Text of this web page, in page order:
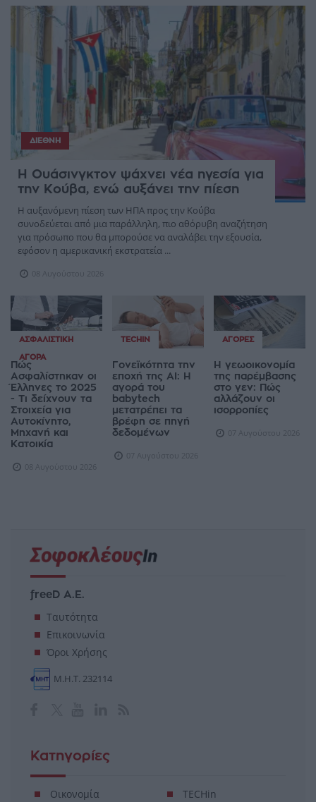
ΔΙΕΘΝΉ
Η Ουάσινγκτον ψάχνει νέα ηγεσία για
την Κούβα, ενώ αυξάνει την πίεση
Η αυξανόμενη πίεση των ΗΠΑ προς την Κούβα
συνοδεύεται από μια παράλληλη, πιο αθόρυβη αναζήτηση
για πρόσωπο που θα μπορούσε να αναλάβει την εξουσία,
εφόσον η αμερικανική εκστρατεία ...
08 Αυγούστου 2026
ΑΣΦΑΛΙΣΤΙΚΉ
ΑΓΟΡΆ
Πώς
Ασφαλίστηκαν οι
Έλληνες το 2025
- Τι δείχνουν τα
Στοιχεία για
Αυτοκίνητο,
Μηχανή και
Κατοικία
08 Αυγούστου 2026
TECHIN
Γονεϊκότητα την
εποχή της AI: Η
αγορά του
babytech
μετατρέπει τα
βρέφη σε πηγή
δεδομένων
07 Αυγούστου 2026
ΑΓΟΡΈΣ
Η γεωοικονομία
της παρέμβασης
στο γεν: Πώς
αλλάζουν οι
ισορροπίες
07 Αυγούστου 2026